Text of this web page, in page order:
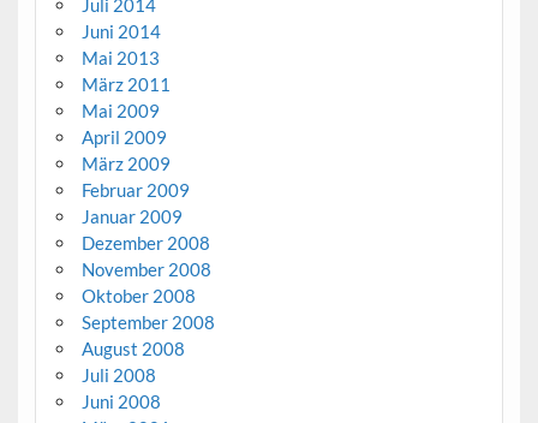
Juli 2014
Juni 2014
Mai 2013
März 2011
Mai 2009
April 2009
März 2009
Februar 2009
Januar 2009
Dezember 2008
November 2008
Oktober 2008
September 2008
August 2008
Juli 2008
Juni 2008